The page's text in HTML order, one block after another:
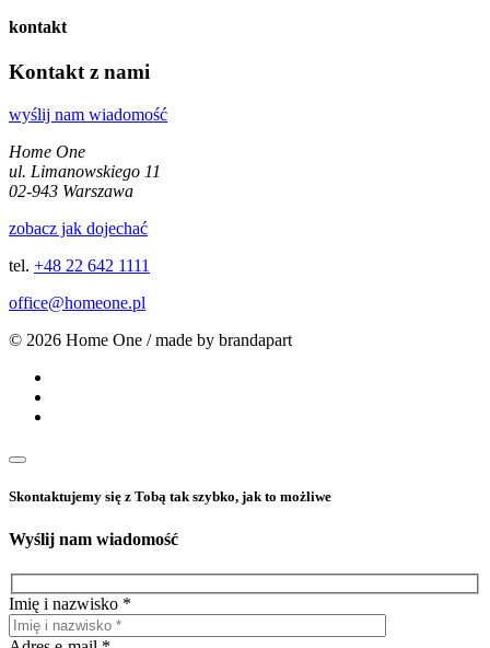
kontakt
Kontakt z nami
wyślij nam wiadomość
Home One
ul. Limanowskiego 11
02-943 Warszawa
zobacz jak dojechać
tel. +48 22 642 1111
office@homeone.pl
© 2026 Home One / made by brandapart
Skontaktujemy się z Tobą tak szybko, jak to możliwe
Wyślij nam wiadomość
Imię i nazwisko *